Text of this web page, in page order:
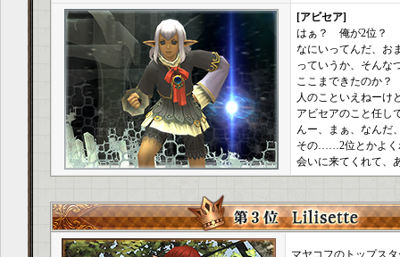
[アビセア]
はぁ？ 俺が2位？
なにいってんだ、お
っていうか、そんな
ここまできたのか？
人のこといえねーけ
アビセアのこと任し
んー、まぁ、なんだ
その……2位とかよく
会いに来てくれて、
マヤコフのトップス